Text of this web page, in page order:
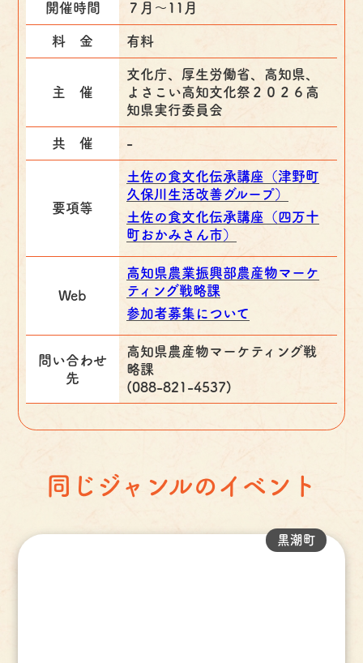
開催時間 ７月～11月
料 金 有料
主 催
文化庁、厚生労働省、高知県、
よさこい高知文化祭２０２６高
知県実行委員会
共 催 -
要項等
土佐の食文化伝承講座（津野町
久保川生活改善グループ）
土佐の食文化伝承講座（四万十
町おかみさん市）
Web
高知県農業振興部農産物マーケ
ティング戦略課
参加者募集について
問い合わせ
先
高知県農産物マーケティング戦
略課
(088-821-4537)
同じジャンルのイベント
黒潮町